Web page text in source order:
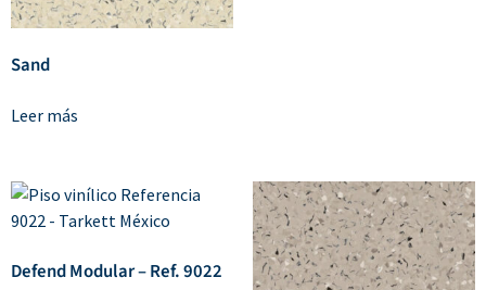
Sand
Leer más
Defend Modular – Ref. 9022